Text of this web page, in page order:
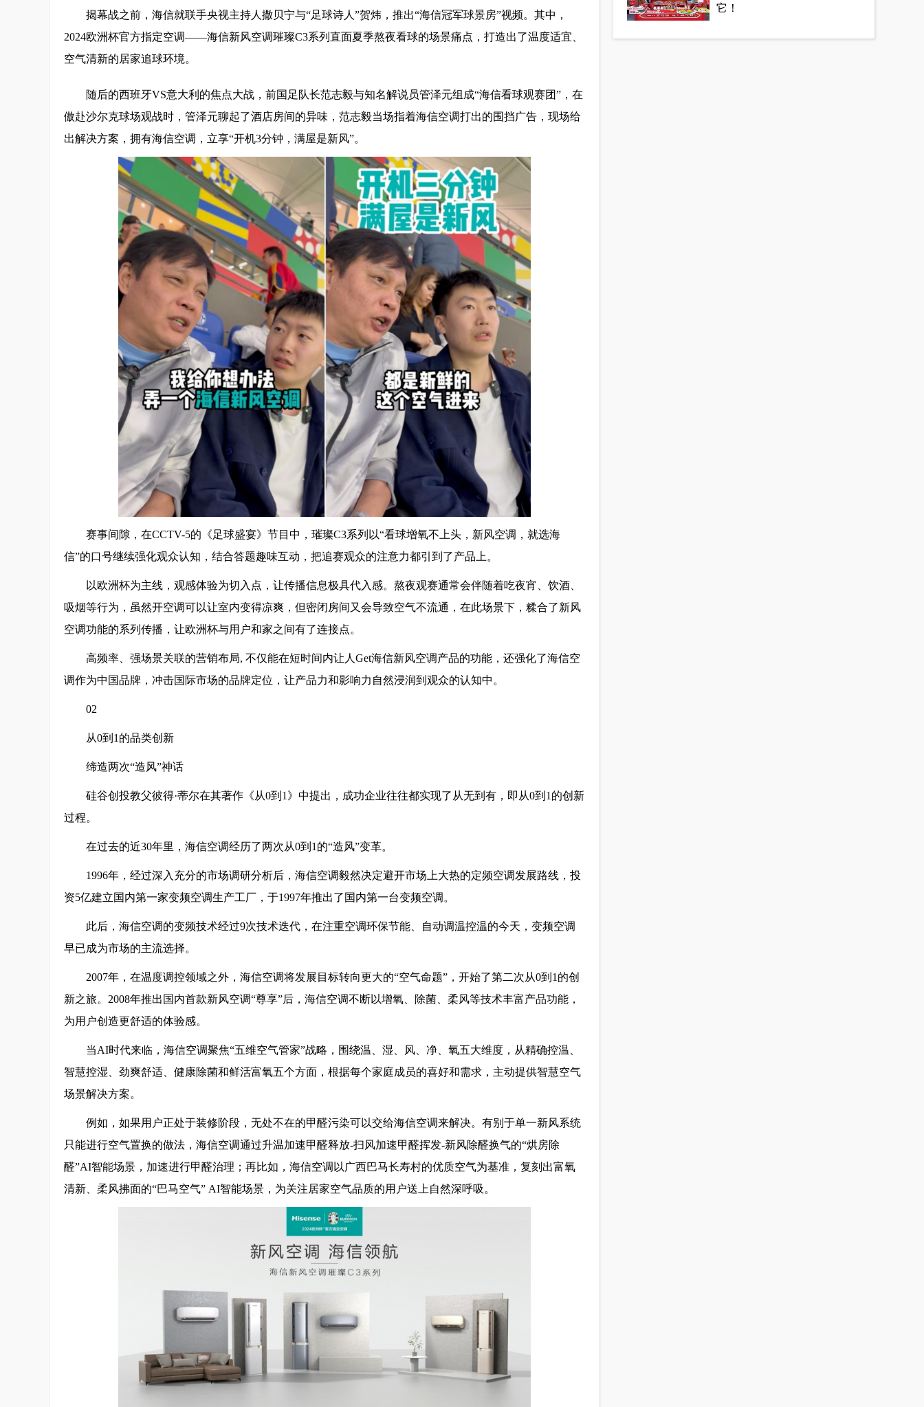
揭幕战之前，海信就联手央视主持人撒贝宁与“足球诗人”贺炜，推出“海信冠军球景房”视频。其中，
2024欧洲杯官方指定空调——海信新风空调璀璨C3系列直面夏季熬夜看球的场景痛点，打造出了温度适宜、
空气清新的居家追球环境。
随后的西班牙VS意大利的焦点大战，前国足队长范志毅与知名解说员管泽元组成“海信看球观赛团”，在
傲赴沙尔克球场观战时，管泽元聊起了酒店房间的异味，范志毅当场指着海信空调打出的围挡广告，现场给
出解决方案，拥有海信空调，立享“开机3分钟，满屋是新风”。
赛事间隙，在CCTV-5的《足球盛宴》节目中，璀璨C3系列以“看球增氧不上头，新风空调，就选海
信”的口号继续强化观众认知，结合答题趣味互动，把追赛观众的注意力都引到了产品上。
以欧洲杯为主线，观感体验为切入点，让传播信息极具代入感。熬夜观赛通常会伴随着吃夜宵、饮酒、
吸烟等行为，虽然开空调可以让室内变得凉爽，但密闭房间又会导致空气不流通，在此场景下，糅合了新风
空调功能的系列传播，让欧洲杯与用户和家之间有了连接点。
高频率、强场景关联的营销布局, 不仅能在短时间内让人Get海信新风空调产品的功能，还强化了海信空
调作为中国品牌，冲击国际市场的品牌定位，让产品力和影响力自然浸润到观众的认知中。
02
从0到1的品类创新
缔造两次“造风”神话
硅谷创投教父彼得·蒂尔在其著作《从0到1》中提出，成功企业往往都实现了从无到有，即从0到1的创新
过程。
在过去的近30年里，海信空调经历了两次从0到1的“造风”变革。
1996年，经过深入充分的市场调研分析后，海信空调毅然决定避开市场上大热的定频空调发展路线，投
资5亿建立国内第一家变频空调生产工厂，于1997年推出了国内第一台变频空调。
此后，海信空调的变频技术经过9次技术迭代，在注重空调环保节能、自动调温控温的今天，变频空调
早已成为市场的主流选择。
2007年，在温度调控领域之外，海信空调将发展目标转向更大的“空气命题”，开始了第二次从0到1的创
新之旅。2008年推出国内首款新风空调“尊享”后，海信空调不断以增氧、除菌、柔风等技术丰富产品功能，
为用户创造更舒适的体验感。
当AI时代来临，海信空调聚焦“五维空气管家”战略，围绕温、湿、风、净、氧五大维度，从精确控温、
智慧控湿、劲爽舒适、健康除菌和鲜活富氧五个方面，根据每个家庭成员的喜好和需求，主动提供智慧空气
场景解决方案。
例如，如果用户正处于装修阶段，无处不在的甲醛污染可以交给海信空调来解决。有别于单一新风系统
只能进行空气置换的做法，海信空调通过升温加速甲醛释放-扫风加速甲醛挥发-新风除醛换气的“烘房除
醛”AI智能场景，加速进行甲醛治理；再比如，海信空调以广西巴马长寿村的优质空气为基准，复刻出富氧
清新、柔风拂面的“巴马空气” AI智能场景，为关注居家空气品质的用户送上自然深呼吸。
它！